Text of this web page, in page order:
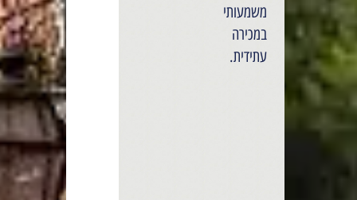
משמעותי
במכירה
עתידית.